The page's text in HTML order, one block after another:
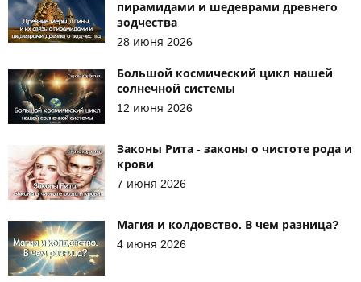
пирамидами и шедеврами древнего
зодчества
28 июня 2026
Большой космический цикл нашей
солнечной системы
12 июня 2026
Законы Рита - законы о чистоте рода и
крови
7 июня 2026
Магия и колдовство. В чем разница?
4 июня 2026